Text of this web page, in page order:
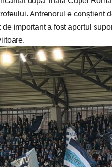
Antrenorul e conștient
important a fost aportul